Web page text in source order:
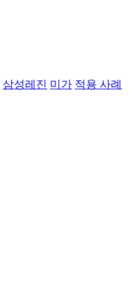
삼성레진 미가 적용 사례